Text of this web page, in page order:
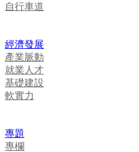
自行車道
經濟發展
產業脈動
就業人才
基礎建設
軟實力
專題
專欄